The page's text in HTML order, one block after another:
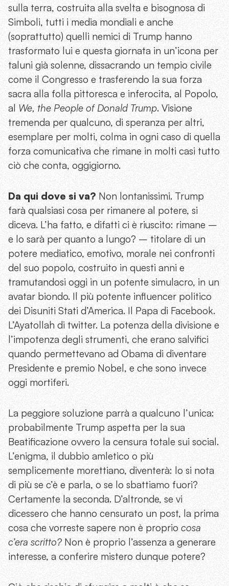
sulla terra, costruita alla svelta e bisognosa di
Simboli, tutti i media mondiali e anche
(soprattutto) quelli nemici di Trump hanno
trasformato lui e questa giornata in un’icona per
taluni già solenne, dissacrando un tempio civile
come il Congresso e trasferendo la sua forza
sacra alla folla pittoresca e inferocita, al Popolo,
al We, the People of Donald Trump. Visione
tremenda per qualcuno, di speranza per altri,
esemplare per molti, colma in ogni caso di quella
forza comunicativa che rimane in molti casi tutto
ciò che conta, oggigiorno.
Da qui dove si va? Non lontanissimi. Trump
farà qualsiasi cosa per rimanere al potere, si
diceva. L’ha fatto, e difatti ci è riuscito: rimane –
e lo sarà per quanto a lungo? – titolare di un
potere mediatico, emotivo, morale nei confronti
del suo popolo, costruito in questi anni e
tramutandosi oggi in un potente simulacro, in un
avatar biondo. Il più potente influencer politico
dei Disuniti Stati d’America. Il Papa di Facebook.
L’Ayatollah di twitter. La potenza della divisione e
l’impotenza degli strumenti, che erano salvifici
quando permettevano ad Obama di diventare
Presidente e premio Nobel, e che sono invece
oggi mortiferi.
La peggiore soluzione parrà a qualcuno l’unica:
probabilmente Trump aspetta per la sua
Beatificazione ovvero la censura totale sui social.
L’enigma, il dubbio amletico o più
semplicemente morettiano, diventerà: lo si nota
di più se c’è e parla, o se lo sbattiamo fuori?
Certamente la seconda. D’altronde, se vi
dicessero che hanno censurato un post, la prima
cosa che vorreste sapere non è proprio cosa
c’era scritto? Non è proprio l’assenza a generare
interesse, a conferire mistero dunque potere?